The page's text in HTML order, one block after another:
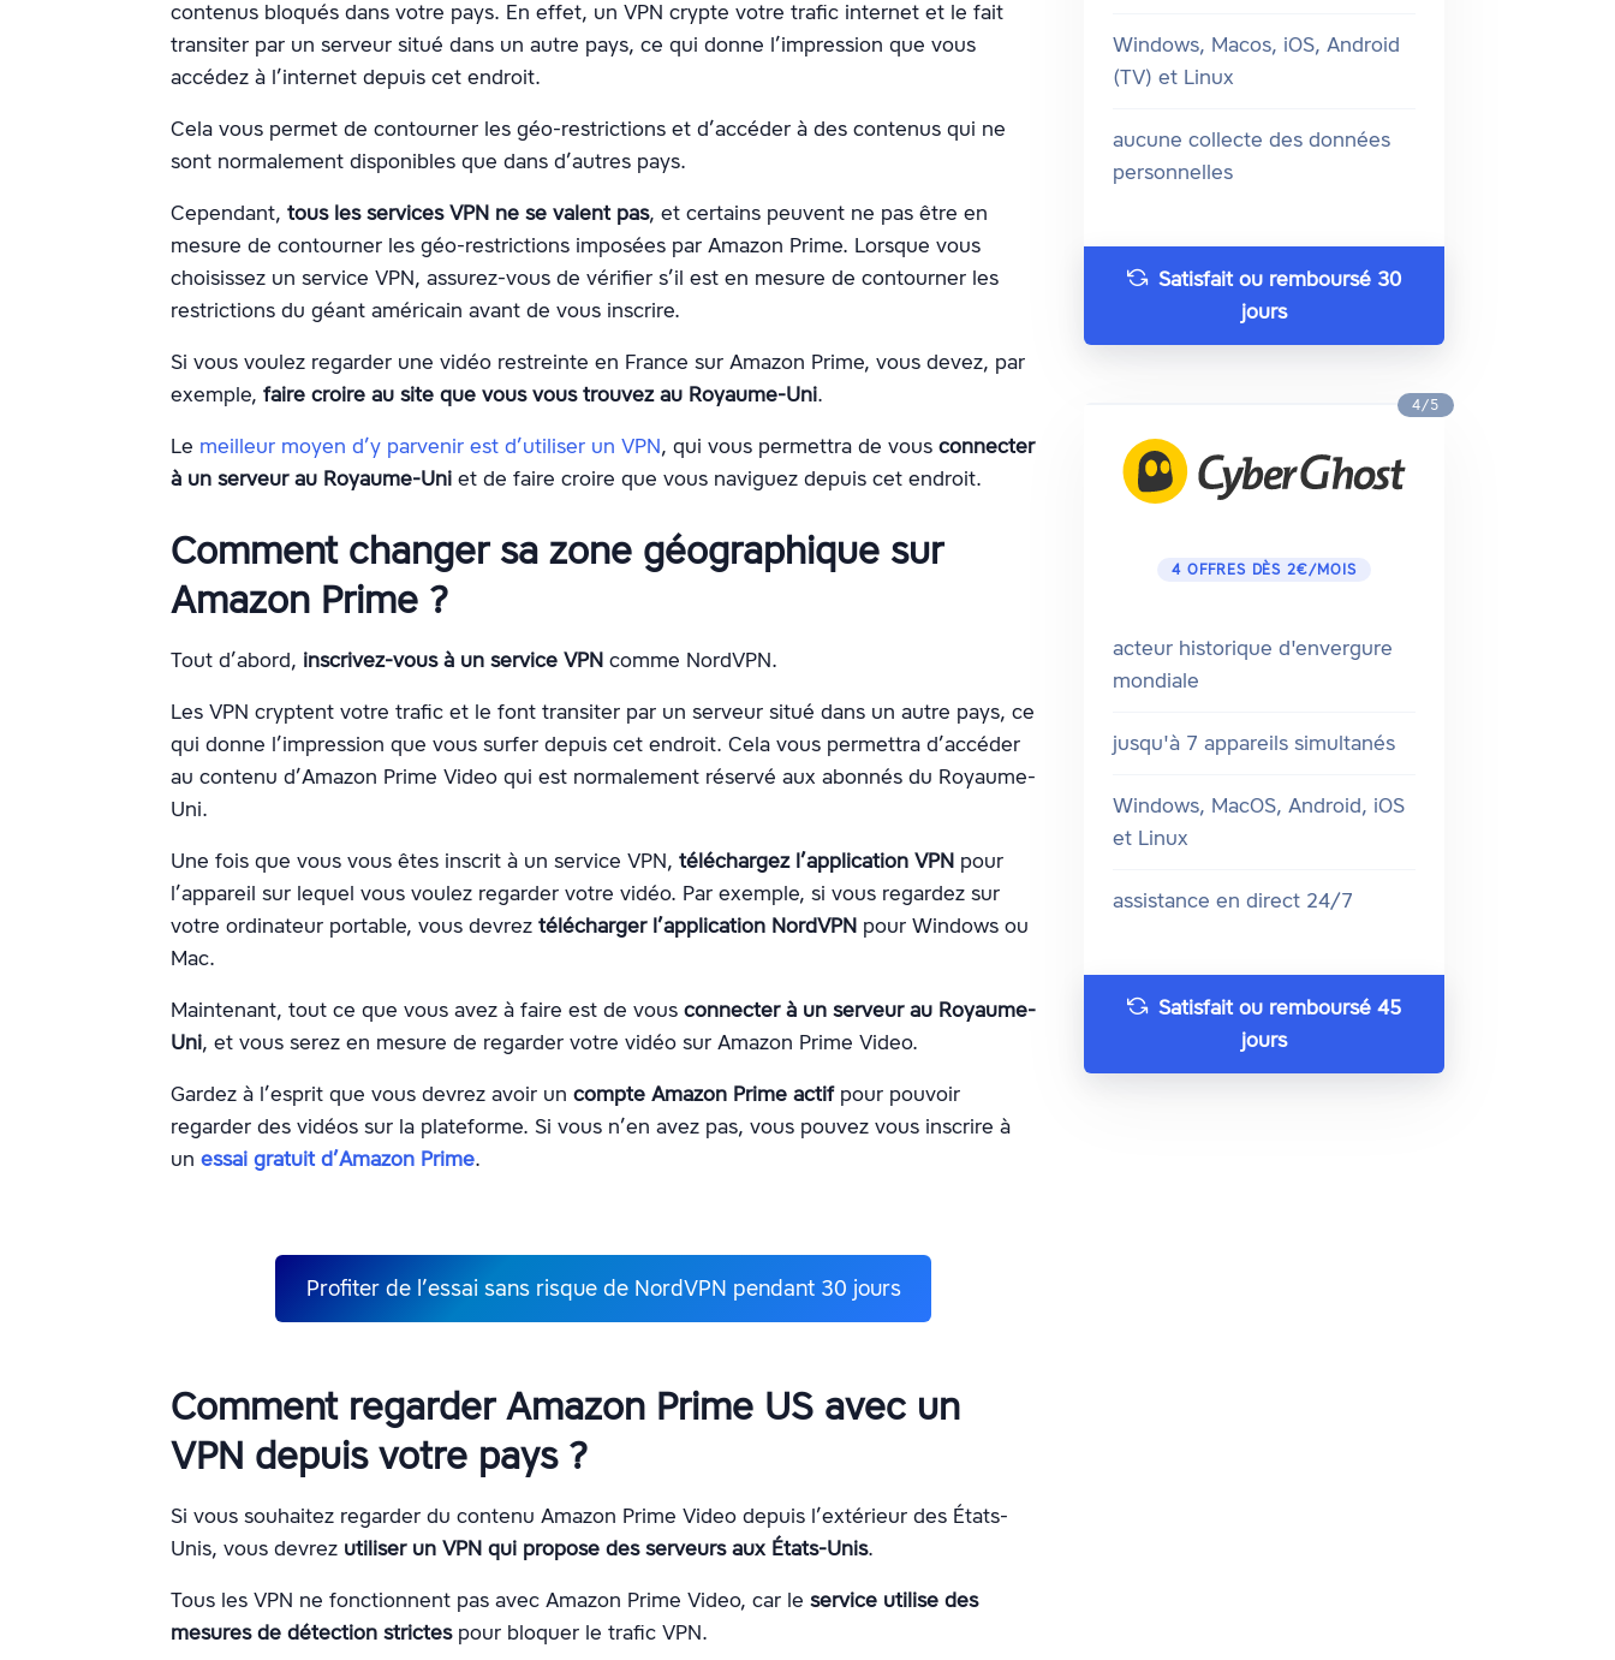
contenus bloqués dans votre pays. En effet, un VPN crypte votre trafic internet et le fait
transiter par un serveur situé dans un autre pays, ce qui donne l’impression que vous
accédez à l’internet depuis cet endroit.
Cela vous permet de contourner les géo-restrictions et d’accéder à des contenus qui ne
sont normalement disponibles que dans d’autres pays.
Cependant, tous les services VPN ne se valent pas, et certains peuvent ne pas être en
mesure de contourner les géo-restrictions imposées par Amazon Prime. Lorsque vous
choisissez un service VPN, assurez-vous de vérifier s’il est en mesure de contourner les
restrictions du géant américain avant de vous inscrire.
Si vous voulez regarder une vidéo restreinte en France sur Amazon Prime, vous devez, par
exemple, faire croire au site que vous vous trouvez au Royaume-Uni.
Le meilleur moyen d’y parvenir est d’utiliser un VPN, qui vous permettra de vous connecter
à un serveur au Royaume-Uni et de faire croire que vous naviguez depuis cet endroit.
Comment changer sa zone géographique sur
Amazon Prime ?
Tout d’abord, inscrivez-vous à un service VPN comme NordVPN.
Les VPN cryptent votre trafic et le font transiter par un serveur situé dans un autre pays, ce
qui donne l’impression que vous surfer depuis cet endroit. Cela vous permettra d’accéder
au contenu d’Amazon Prime Video qui est normalement réservé aux abonnés du Royaume-
Uni.
Une fois que vous vous êtes inscrit à un service VPN, téléchargez l’application VPN pour
l’appareil sur lequel vous voulez regarder votre vidéo. Par exemple, si vous regardez sur
votre ordinateur portable, vous devrez télécharger l’application NordVPN pour Windows ou
Mac.
Maintenant, tout ce que vous avez à faire est de vous connecter à un serveur au Royaume-
Uni, et vous serez en mesure de regarder votre vidéo sur Amazon Prime Video.
Gardez à l’esprit que vous devrez avoir un compte Amazon Prime actifpour pouvoir
regarder des vidéos sur la plateforme. Si vous n’en avez pas, vous pouvez vous inscrire à
un essai gratuit d’Amazon Prime.
Profiter de l’essai sans risque de NordVPN pendant 30 jours
Comment regarder Amazon Prime US avec un
VPN depuis votre pays ?
Si vous souhaitez regarder du contenu Amazon Prime Video depuis l’extérieur des États-
Unis, vous devrez utiliser un VPN qui propose des serveurs aux États-Unis.
Tous les VPN ne fonctionnent pas avec Amazon Prime Video, car le service utilise des
mesures de détection strictespour bloquer le trafic VPN.
Windows, Macos, iOS, Android
(TV) et Linux
aucune collecte des données
personnelles
Satisfait ou remboursé 30
jours
4/5
4 OFFRES DÈS 2€/MOIS
acteur historique d'envergure
mondiale
jusqu'à 7 appareils simultanés
Windows, MacOS, Android, iOS
et Linux
assistance en direct 24/7
Satisfait ou remboursé 45
jours